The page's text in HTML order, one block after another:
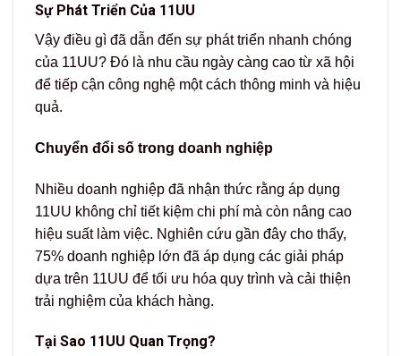
Sự Phát Triển Của 11UU
Vậy điều gì đã dẫn đến sự phát triển nhanh chóng
của 11UU? Đó là nhu cầu ngày càng cao từ xã hội
để tiếp cận công nghệ một cách thông minh và hiệu
quả.
Chuyển đổi số trong doanh nghiệp
Nhiều doanh nghiệp đã nhận thức rằng áp dụng
11UU không chỉ tiết kiệm chi phí mà còn nâng cao
hiệu suất làm việc. Nghiên cứu gần đây cho thấy,
75% doanh nghiệp lớn đã áp dụng các giải pháp
dựa trên 11UU để tối ưu hóa quy trình và cải thiện
trải nghiệm của khách hàng.
Tại Sao 11UU Quan Trọng?